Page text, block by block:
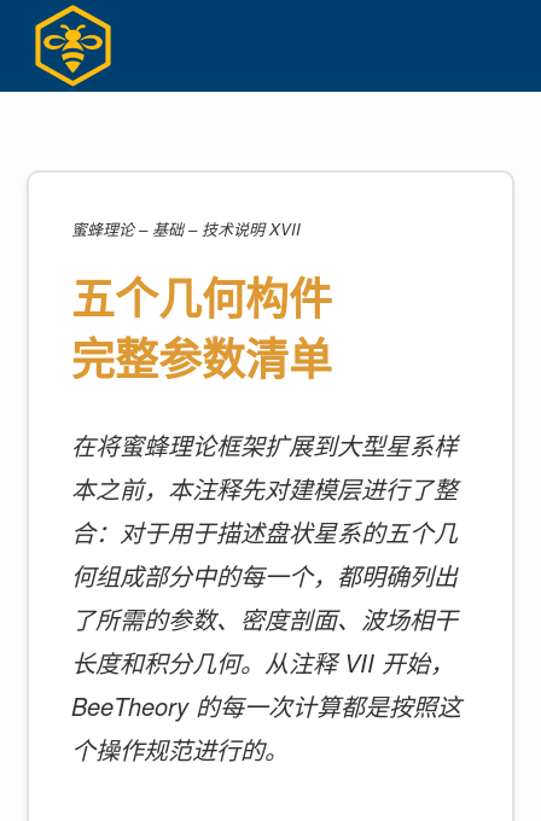
content
蜜蜂理论 – 基础 – 技术说明 XVII
五个几何构件
完整参数清单
在将蜜蜂理论框架扩展到大型星系样
本之前，本注释先对建模层进行了整
合：对于用于描述盘状星系的五个几
何组成部分中的每一个，都明确列出
了所需的参数、密度剖面、波场相干
长度和积分几何。从注释 VII 开始，
BeeTheory 的每一次计算都是按照这
个操作规范进行的。